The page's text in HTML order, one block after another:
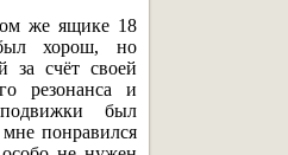
же ящике 18
хорош, но
счёт своей
резонанса и
был
понравился